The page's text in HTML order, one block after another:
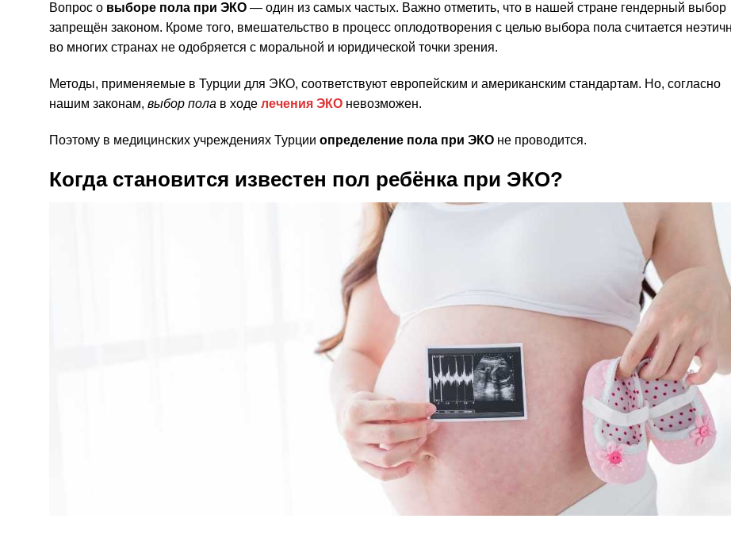
Вопрос о выборе пола при ЭКО — один из самых частых. Важно отметить, что в нашей стране гендерный выбор
запрещён законом. Кроме того, вмешательство в процесс оплодотворения с целью выбора пола считается
во многих странах не одобряется с моральной и юридической точки зрения.
Методы, применяемые в Турции для ЭКО, соответствуют европейским и американским стандартам. Но, согласно
нашим законам, выбор пола в ходе лечения ЭКО невозможен.
Поэтому в медицинских учреждениях Турции определение пола при ЭКО не проводится.
Когда становится известен пол ребёнка при ЭКО?